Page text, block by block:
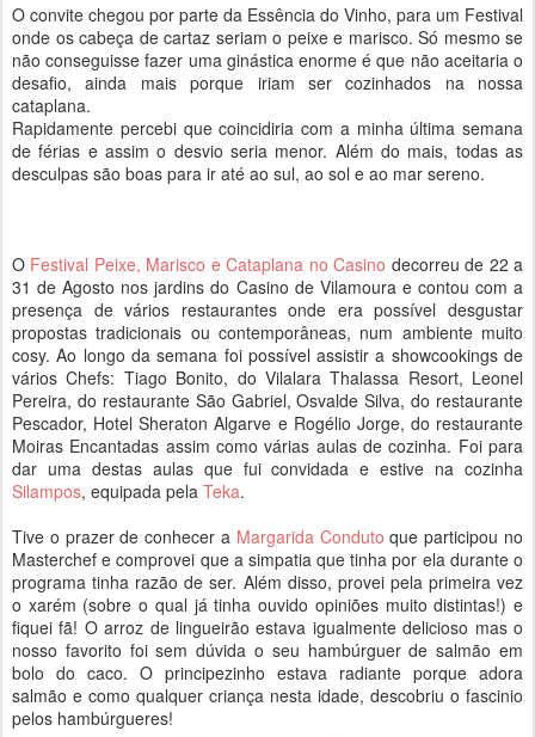
O convite chegou por parte da Essência do Vinho, para um Festival
onde os cabeça de cartaz seriam o peixe e marisco. Só mesmo se
não conseguisse fazer uma ginástica enorme é que não aceitaria o
desafio, ainda mais porque iriam ser cozinhados na nossa
cataplana.
Rapidamente percebi que coincidiria com a minha última semana
de férias e assim o desvio seria menor. Além do mais, todas as
desculpas são boas para ir até ao sul, ao sol e ao mar sereno.
O Festival Peixe, Marisco e Cataplana no Casino decorreu de 22 a
31 de Agosto nos jardins do Casino de Vilamoura e contou com a
presença de vários restaurantes onde era possível desgustar
propostas tradicionais ou contemporâneas, num ambiente muito
cosy. Ao longo da semana foi possível assistir a showcookings de
vários Chefs: Tiago Bonito, do Vilalara Thalassa Resort, Leonel
Pereira, do restaurante São Gabriel, Osvalde Silva, do restaurante
Pescador, Hotel Sheraton Algarve e Rogélio Jorge, do restaurante
Moiras Encantadas assim como várias aulas de cozinha. Foi para
dar uma destas aulas que fui convidada e estive na cozinha
Silampos, equipada pela Teka.
Tive o prazer de conhecer a Margarida Conduto que participou no
Masterchef e comprovei que a simpatia que tinha por ela durante o
programa tinha razão de ser. Além disso, provei pela primeira vez
o xarém (sobre o qual já tinha ouvido opiniões muito distintas!) e
fiquei fã! O arroz de lingueirão estava igualmente delicioso mas o
nosso favorito foi sem dúvida o seu hambúrguer de salmão em
bolo do caco. O principezinho estava radiante porque adora
salmão e como qualquer criança nesta idade, descobriu o fascinio
pelos hambúrgueres!